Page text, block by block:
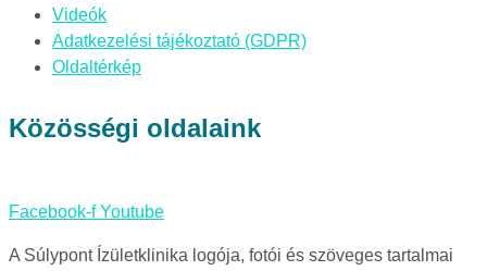
Videók
Adatkezelési tájékoztató (GDPR)
Oldaltérkép
Közösségi oldalaink
Facebook-f Youtube
A Súlypont Ízületklinika logója, fotói és szöveges tartalmai